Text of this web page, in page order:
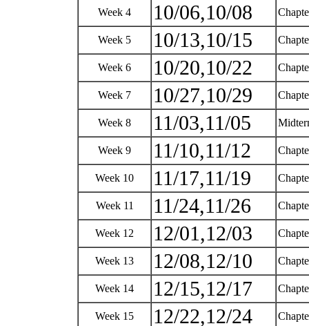
Week 4 10/06,10/08
Week 5 10/13,10/15
Week 6 10/20,10/22
Week 7 10/27,10/29
Week 8 11/03,11/05
Week 9 11/10,11/12
Week 10 11/17,11/19
Week 11 11/24,11/26
Week 12 12/01,12/03
Week 13 12/08,12/10
Week 14 12/15,12/17
Week 15 12/22,12/24